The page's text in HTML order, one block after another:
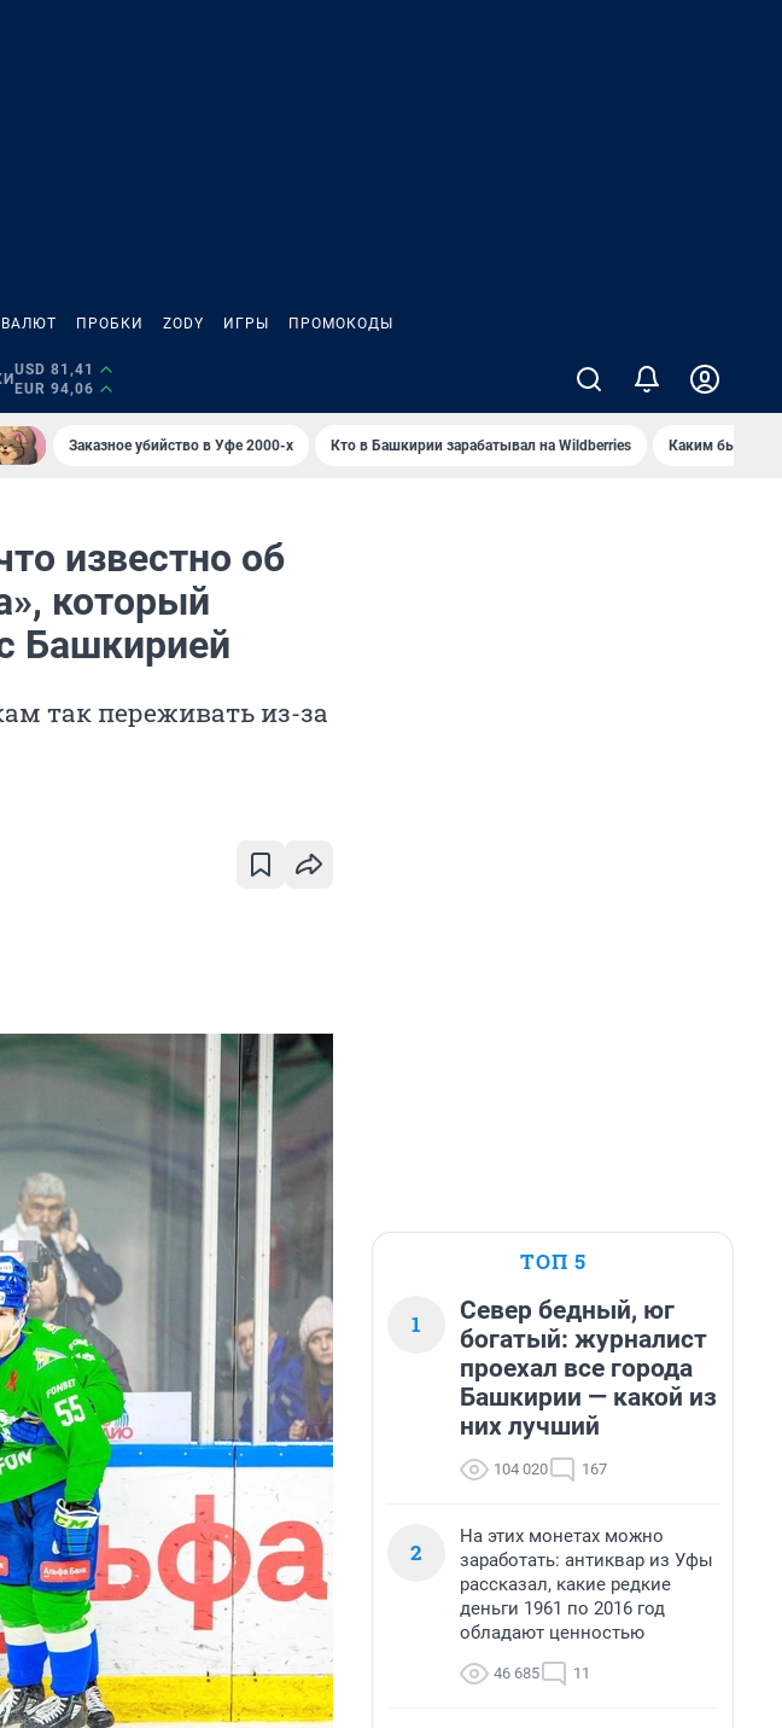
ПРОБКИ ZODY ИГРЫ ПРОМОКОДЫ
USD 81,41
EUR 94,06
Заказное убийство в Уфе 2000-х Кто в Башкирии зарабатывал на Wildberries Каким было
известно об
который
Башкирией
так переживать из-за
ТОП 5
1
Север бедный, юг
богатый: журналист
проехал все города
Башкирии — какой из
них лучший
104 020 167
2
На этих монетах можно
заработать: антиквар из Уфы
рассказал, какие редкие
деньги 1961 по 2016 год
обладают ценностью
46 685 11